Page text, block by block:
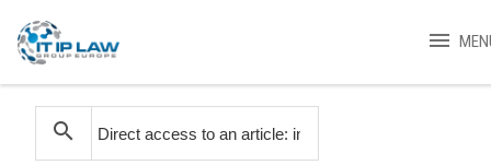
menu
search